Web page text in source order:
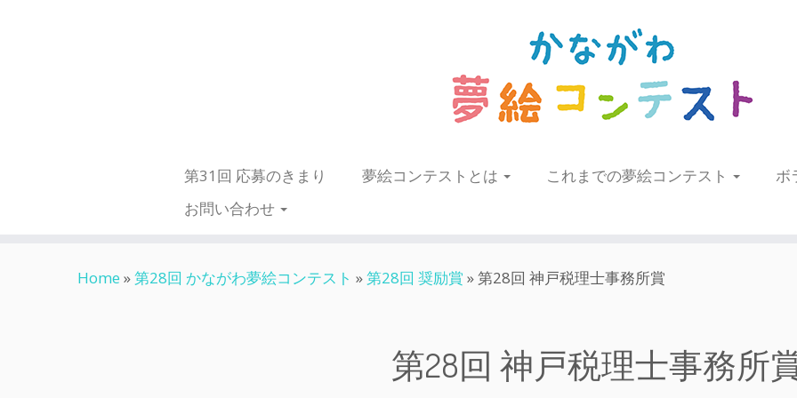
第31回 応募のきまり 夢絵コンテストとは これまでの夢絵コンテスト
ボ
お問い合わせ
Home »第28回 かながわ夢絵コンテスト »第28回 奨励賞 »第28回 神戸税理士事務所賞
第28回 神戸税理士事務所